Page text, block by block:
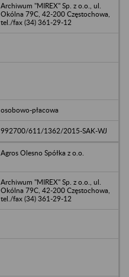
Archiwum "MIREX" Sp. z o.o., ul.
Okólna 79C, 42-200 Częstochowa,
tel./fax (34) 361-29-12
osobowo-płacowa
992700/611/1362/2015-SAK-WJ
Agros Olesno Spółka z o.o.
Archiwum "MIREX" Sp. z o.o., ul.
Okólna 79C, 42-200 Częstochowa,
tel./fax (34) 361-29-12